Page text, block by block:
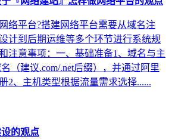
络平台?搭建网络平台需要从域名注
计到后期运维等多个环节进行系统规
注意事项：一、基础准备1、域名与主
（建议.com/.net后缀），并通过阿里
‌2、主机类型根据流量需求选择......
的观点